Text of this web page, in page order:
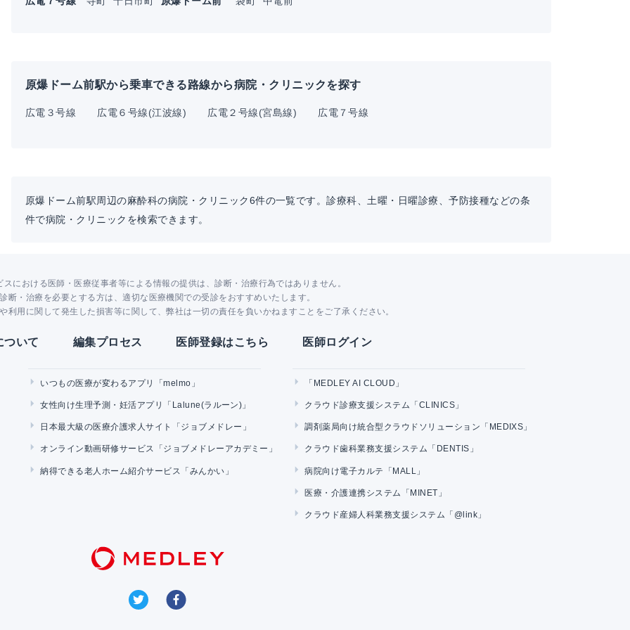
原爆ドーム前駅から乗車できる路線から病院・クリニックを探す
広電３号線 広電６号線(江波線) 広電２号線(宮島線) 広電７号線
原爆ドーム前駅周辺の麻酔科の病院・クリニック6件の一覧です。診療科、土曜・日曜診療、予防接種などの条
件で病院・クリニックを検索できます。
スにおける医師・医療従事者等による情報の提供は、診断・治療行為ではありません。
診断・治療を必要とする方は、適切な医療機関での受診をおすすめいたします。
利用に関して発生した損害等に関して、弊社は一切の責任を負いかねますことをご了承ください。
ついて 編集プロセス 医師登録はこちら 医師ログイン
いつもの医療が変わるアプリ「melmo」
女性向け生理予測・妊活アプリ「Lalune(ラルーン)」
日本最大級の医療介護求人サイト「ジョブメドレー」
オンライン動画研修サービス「ジョブメドレーアカデミー」
納得できる老人ホーム紹介サービス「みんかい」
「MEDLEY AI CLOUD」
クラウド診療支援システム「CLINICS」
調剤薬局向け統合型クラウドソリューション「MEDIXS」
クラウド歯科業務支援システム「DENTIS」
病院向け電子カルテ「MALL」
医療・介護連携システム「MINET」
クラウド産婦人科業務支援システム「@link」